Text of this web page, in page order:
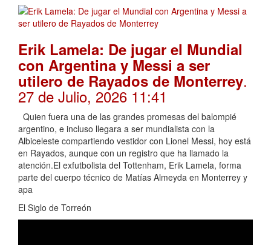
Erik Lamela: De jugar el Mundial
con Argentina y Messi a ser
utilero de Rayados de Monterrey.
27 de Julio, 2026 11:41
Quien fuera una de las grandes promesas del balompié
argentino, e incluso llegara a ser mundialista con la
Albiceleste compartiendo vestidor con Lionel Messi, hoy está
en Rayados, aunque con un registro que ha llamado la
atención.El exfutbolista del Tottenham, Erik Lamela, forma
parte del cuerpo técnico de Matías Almeyda en Monterrey y
apa
El Siglo de Torreón